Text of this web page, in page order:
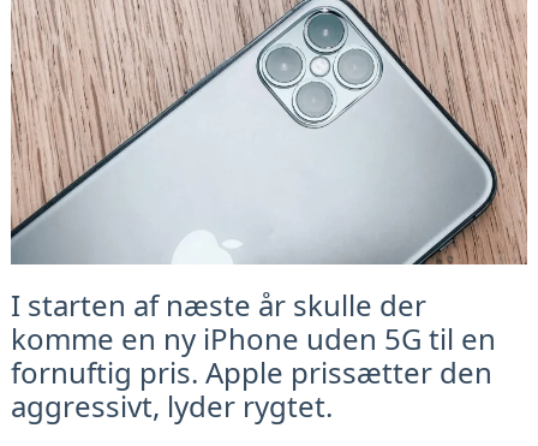
I starten af næste år skulle der
komme en ny iPhone uden 5G til en
fornuftig pris. Apple prissætter den
aggressivt, lyder rygtet.